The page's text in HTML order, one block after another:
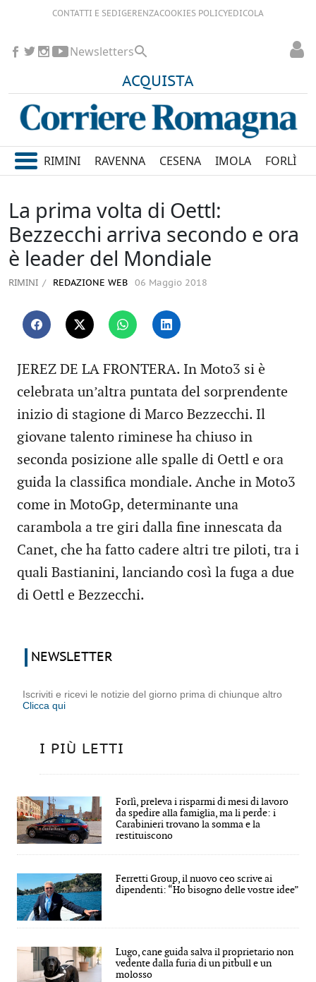
CONTATTI E SEDIGERENZACOOKIES POLICYEDICOLA
ACQUISTA
Newsletters
RIMINI RAVENNA CESENA IMOLA FORLÌ
La prima volta di Oettl:
Bezzecchi arriva secondo e ora
è leader del Mondiale
RIMINI REDAZIONE WEB 06 Maggio 2018
JEREZ DE LA FRONTERA. In Moto3 si è
celebrata un’altra puntata del sorprendente
inizio di stagione di Marco Bezzecchi. Il
giovane talento riminese ha chiuso in
seconda posizione alle spalle di Oettl e ora
guida la classifica mondiale. Anche in Moto3
come in MotoGp, determinante una
carambola a tre giri dalla fine innescata da
Canet, che ha fatto cadere altri tre piloti, tra i
quali Bastianini, lanciando così la fuga a due
di Oettl e Bezzecchi.
NEWSLETTER
Iscriviti e ricevi le notizie del giorno prima di chiunque altro
Clicca qui
I PIÙ LETTI
Forlì, preleva i risparmi di mesi di lavoro
da spedire alla famiglia, ma li perde: i
Carabinieri trovano la somma e la
restituiscono
Ferretti Group, il nuovo ceo scrive ai
dipendenti: “Ho bisogno delle vostre idee”
Lugo, cane guida salva il proprietario non
vedente dalla furia di un pitbull e un
molosso